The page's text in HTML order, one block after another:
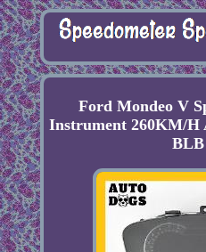
Ford Mondeo V
Instrument 260KM/H
BLB